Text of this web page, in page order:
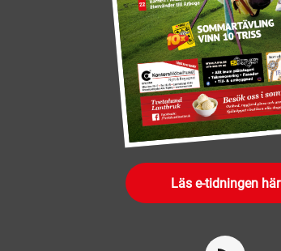
Läs e-tidningen här